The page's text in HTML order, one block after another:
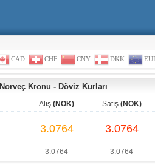
CAD CHF CNY DKK
Norveç Kronu - Döviz Kurları
Alış (NOK) Satış (NOK)
3.0764 3.0764
3.0764 3.0764